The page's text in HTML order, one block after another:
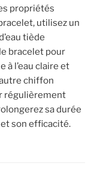
propriétés
utilisez un
tiède
bracelet pour
à l’eau claire et
chiffon
régulièrement
sa durée
son efficacité.